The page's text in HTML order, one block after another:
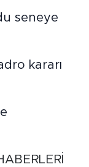
seneye
kararı